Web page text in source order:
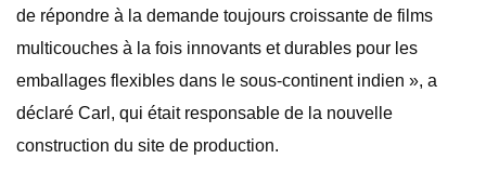
de répondre à la demande toujours croissante de films
multicouches à la fois innovants et durables pour les
emballages flexibles dans le sous-continent indien », a
déclaré Carl, qui était responsable de la nouvelle
construction du site de production.